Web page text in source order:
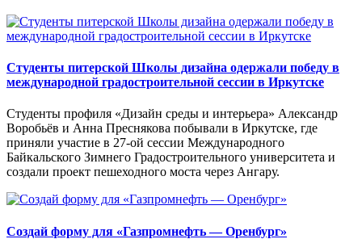
Студенты питерской Школы дизайна одержали победу в
международной градостроительной сессии в Иркутске
Студенты профиля «Дизайн среды и интерьера» Александр
Воробьёв и Анна Преснякова побывали в Иркутске, где
приняли участие в 27-ой сессии Международного
Байкальского Зимнего Градостроительного университета и
создали проект пешеходного моста через Ангару.
Создай форму для «Газпромнефть — Оренбург»